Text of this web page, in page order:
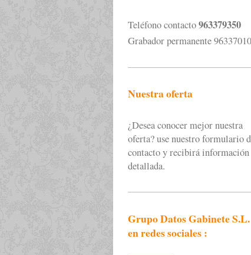
Teléfono contacto963379350
Grabador permanente
Nuestra oferta
¿Desea conocer mejor nuestra
oferta? use nuestro formulario
contacto y recibirá información
detallada.
Grupo Datos Gabinete S.L.
en redes sociales :